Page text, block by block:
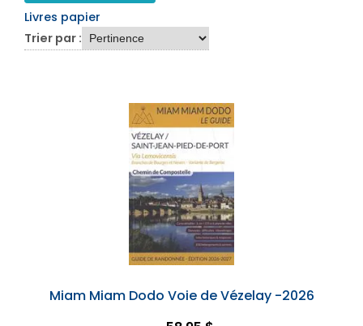
Livres papier
Trier par :
Miam Miam Dodo Voie de Vézelay -2026